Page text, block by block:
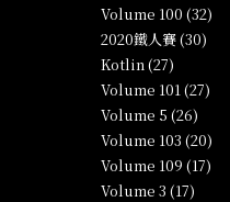
Volume 100 (32)
2020鐵人賽 (30)
Kotlin (27)
Volume 101 (27)
Volume 5 (26)
Volume 103 (20)
Volume 109 (17)
Volume 3 (17)